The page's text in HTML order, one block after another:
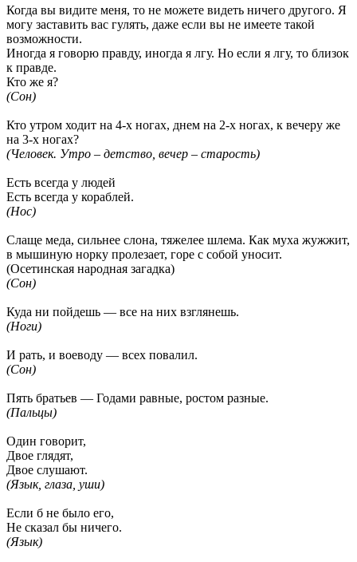
Когда вы видите меня, то не можете видеть ничего другого. Я
могу заставить вас гулять, даже если вы не имеете такой
возможности.
Иногда я говорю правду, иногда я лгу. Но если я лгу, то близок
к правде.
Кто же я?
(Сон)
Кто утром ходит на 4-х ногах, днем на 2-х ногах, к вечеру же
на 3-х ногах?
(Человек. Утро – детство, вечер – старость)
Есть всегда у людей
Есть всегда у кораблей.
(Нос)
Слаще меда, сильнее слона, тяжелее шлема. Как муха жужжит,
в мышиную норку пролезает, горе с собой уносит.
(Осетинская народная загадка)
(Сон)
Куда ни пойдешь — все на них взглянешь.
(Ноги)
И рать, и воеводу — всех повалил.
(Сон)
Пять братьев — Годами равные, ростом разные.
(Пальцы)
Один говорит,
Двое глядят,
Двое слушают.
(Язык, глаза, уши)
Если б не было его,
Не сказал бы ничего.
(Язык)